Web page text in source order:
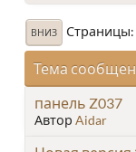
ВНИЗ Страницы
Тема
панель Z037
Автор Aidar